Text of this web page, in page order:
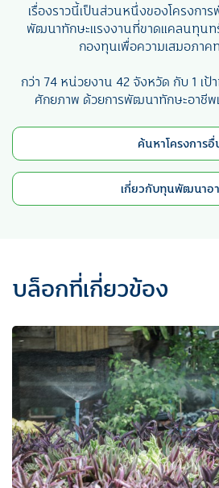
เรื่องราวนี้เป็นส่วนหนึ่งของโครงกา
พัฒนาทักษะแรงงานที่ขาดแคลนทุนท
กองทุนเพื่อความเสมอภาค
กว่า 74 หน่วยงาน 42 จังหวัด กับ 1 เ
ศักยภาพ ด้วยการพัฒนาทักษะอาชีพ
ค้นหาโครงการอื่
เกี่ยวกับทุนพัฒนาอ
บล็อกที่เกี่ยวข้อง